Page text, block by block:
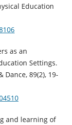
Education
as an
Settings.
Dance, 89(2), 19-
and learning of